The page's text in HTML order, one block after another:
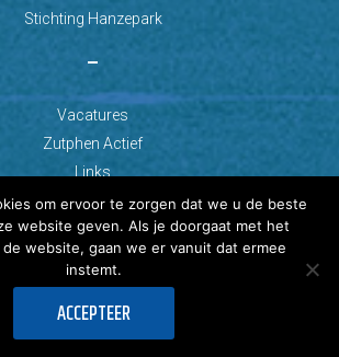
Stichting Hanzepark
–
Vacatures
Zutphen Actief
Links
Copyright 2026 AZC Zutphen
door: Best4u Group B.V.
om ervoor te zorgen dat we u de beste
website geven. Als je doorgaat met het
website, gaan we er vanuit dat ermee
instemt.
ACCEPTEER